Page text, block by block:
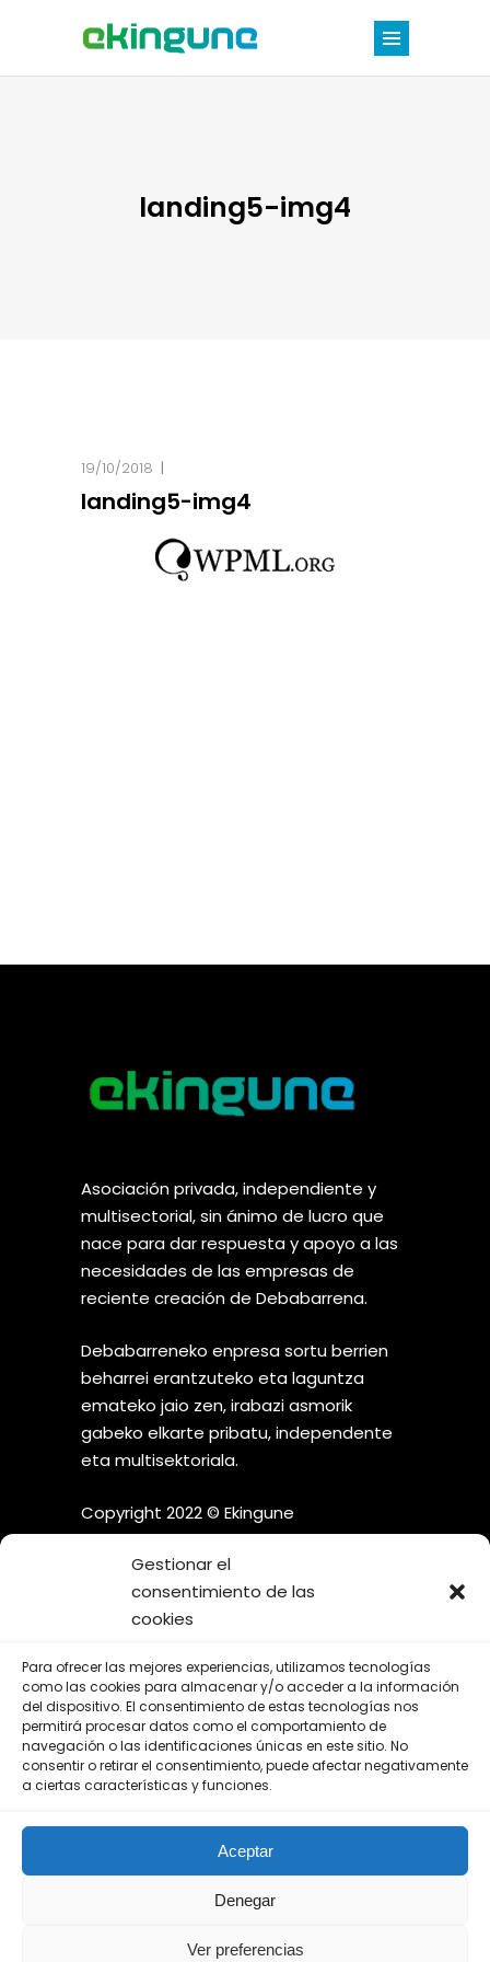
Gestionar el
consentimiento de las
cookies
Para ofrecer las mejores experiencias, utilizamos tecnologías
como las cookies para almacenar y/o acceder a la información
del dispositivo. El consentimiento de estas tecnologías nos
permitirá procesar datos como el comportamiento de
navegación o las identificaciones únicas en este sitio. No
consentir o retirar el consentimiento, puede afectar negativamente
a ciertas características y funciones.
Aceptar
Denegar
Ver preferencias
landing5-img4
19/10/2018
landing5-img4
Asociación privada, independiente y
multisectorial, sin ánimo de lucro que
nace para dar respuesta y apoyo a las
necesidades de las empresas de
reciente creación de Debabarrena.
Debabarreneko enpresa sortu berrien
beharrei erantzuteko eta laguntza
emateko jaio zen, irabazi asmorik
gabeko elkarte pribatu, independente
eta multisektoriala.
Copyright 2022 © Ekingune
¡SÍGUENOS EN LAS REDES
SOCIALES!
Aviso Legal
Política de Privacidad
Política de Cookies